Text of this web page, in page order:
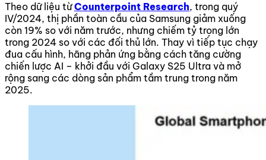
Theo dữ liệu từCounterpoint Research, trong quý
IV/2024, thị phần toàn cầu của Samsung giảm xuống
còn 19% so với năm trước, nhưng chiếm tỷ trọng lớn
trong 2024 so với các đối thủ lớn. Thay vì tiếp tục chạy
đua cấu hình, hãng phản ứng bằng cách tăng cường
chiến lược AI – khởi đầu với Galaxy S25 Ultra và mở
rộng sang các dòng sản phẩm tầm trung trong năm
2025.